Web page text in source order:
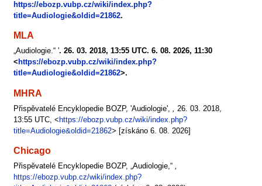
https://ebozp.vubp.cz/wiki/index.php?
title=Audiologie&oldid=21862.
MLA
„Audiologie.“ '. 26. 03. 2018, 13:55 UTC. 6. 08. 2026, 11:30
< https://ebozp.vubp.cz/wiki/index.php?
title=Audiologie&oldid=21862>.
MHRA
Přispěvatelé Encyklopedie BOZP, 'Audiologie',
26. 03. 2018,
13:55 UTC, < https://ebozp.vubp.cz/wiki/index.php?
title=Audiologie&oldid=21862> [získáno 6. 08. 2026]
Chicago
Přispěvatelé Encyklopedie BOZP, „Audiologie,“ ,
https://ebozp.vubp.cz/wiki/index.php?